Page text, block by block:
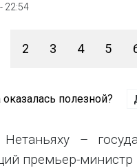
22:54
2 3 4 5
оказалась полезной?
–
премьер-министр